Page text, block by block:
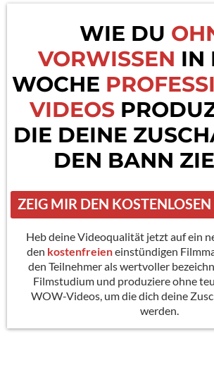
WIE DU
VORWISSEN IN
WOCHE
VIDEOS
DIE DEINE
DEN BANN
ZEIG MIR DEN
Heb deine Videoqualität jetzt auf ein
den kostenfreieneinstündigen
den Teilnehmer als wertvoller
Filmstudium und produziere ohne
WOW-Videos, um die dich deine
werden.